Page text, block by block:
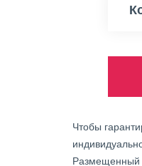
Чтобы
Размещенный